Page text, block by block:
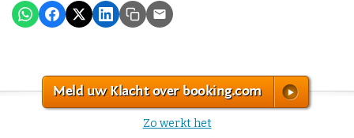
Meld uw Klacht over booking.com
Zo werkt het